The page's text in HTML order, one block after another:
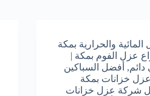
والحرارية بمكة
عزل الفوم بمكة |
, أفضل السباكين
خزانات بمكة
شركة عزل خزانات